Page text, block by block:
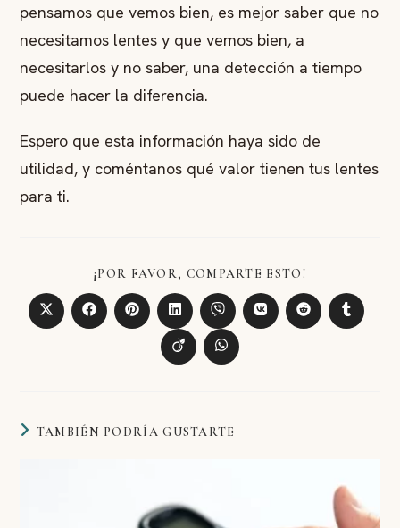
pensamos que vemos bien, es mejor saber que no
necesitamos lentes y que vemos bien, a
necesitarlos y no saber, una detección a tiempo
puede hacer la diferencia.
Espero que esta información haya sido de
utilidad, y coméntanos qué valor tienen tus lentes
para ti.
¡POR FAVOR, COMPARTE ESTO!
TAMBIÉN PODRÍA GUSTARTE